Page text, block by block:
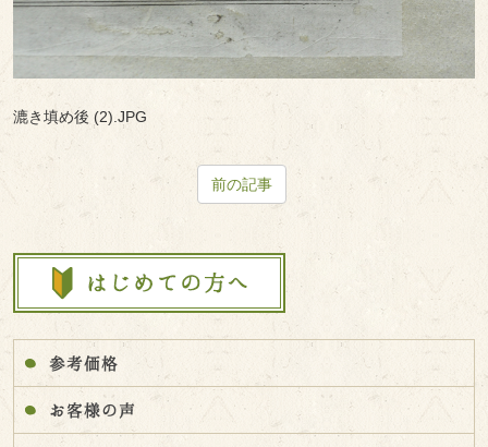
漉き填め後 (2).JPG
前の記事
参考価格
お客様の声